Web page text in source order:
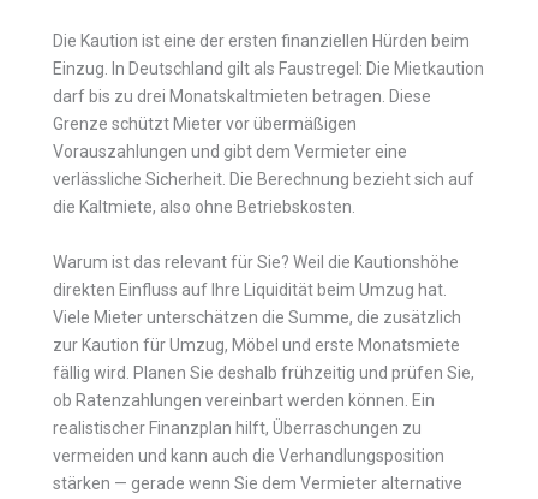
Die Kaution ist eine der ersten finanziellen Hürden beim
Einzug. In Deutschland gilt als Faustregel: Die Mietkaution
darf bis zu drei Monatskaltmieten betragen. Diese
Grenze schützt Mieter vor übermäßigen
Vorauszahlungen und gibt dem Vermieter eine
verlässliche Sicherheit. Die Berechnung bezieht sich auf
die Kaltmiete, also ohne Betriebskosten.
Warum ist das relevant für Sie? Weil die Kautionshöhe
direkten Einfluss auf Ihre Liquidität beim Umzug hat.
Viele Mieter unterschätzen die Summe, die zusätzlich
zur Kaution für Umzug, Möbel und erste Monatsmiete
fällig wird. Planen Sie deshalb frühzeitig und prüfen Sie,
ob Ratenzahlungen vereinbart werden können. Ein
realistischer Finanzplan hilft, Überraschungen zu
vermeiden und kann auch die Verhandlungsposition
stärken — gerade wenn Sie dem Vermieter alternative